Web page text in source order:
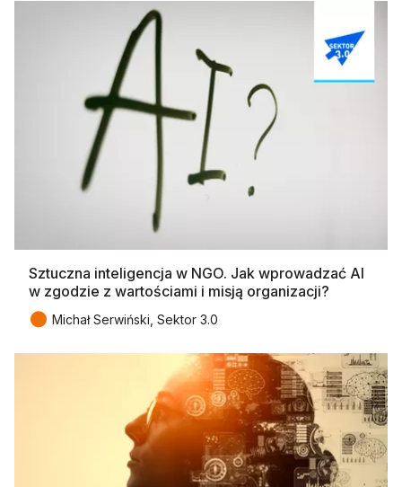
Sztuczna inteligencja w NGO. Jak wprowadzać AI
w zgodzie z wartościami i misją organizacji?
● Michał Serwiński, Sektor 3.0